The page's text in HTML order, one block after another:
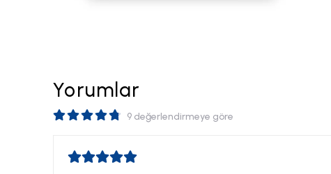
Yorumlar
9 değerlendirmeye göre